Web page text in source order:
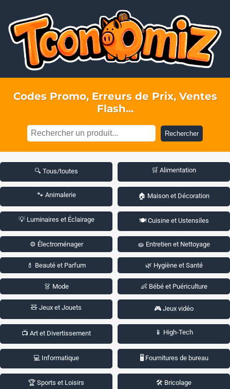
Codes Promo, Erreurs de Prix, Ventes
Flash...
Rechercher
🔍 Tous/toutes 🛒 Alimentation
🐾 Animalerie 🏠 Maison et Décoration
💡 Luminaires et Éclairage 🍽️ Cuisine et Ustensiles
⚙️ Électroménager 🧽 Entretien et Nettoyage
💄 Beauté et Parfum 🌿 Hygiène et Santé
👗 Mode 👶 Bébé et Puériculture
🧸 Jeux et Jouets 🎮 Jeux vidéo
📺 Art et Divertissement 📱 High-Tech
💻 Informatique 🖥️ Fournitures de bureau
🏆 Sports et Loisirs 🛠️ Bricolage